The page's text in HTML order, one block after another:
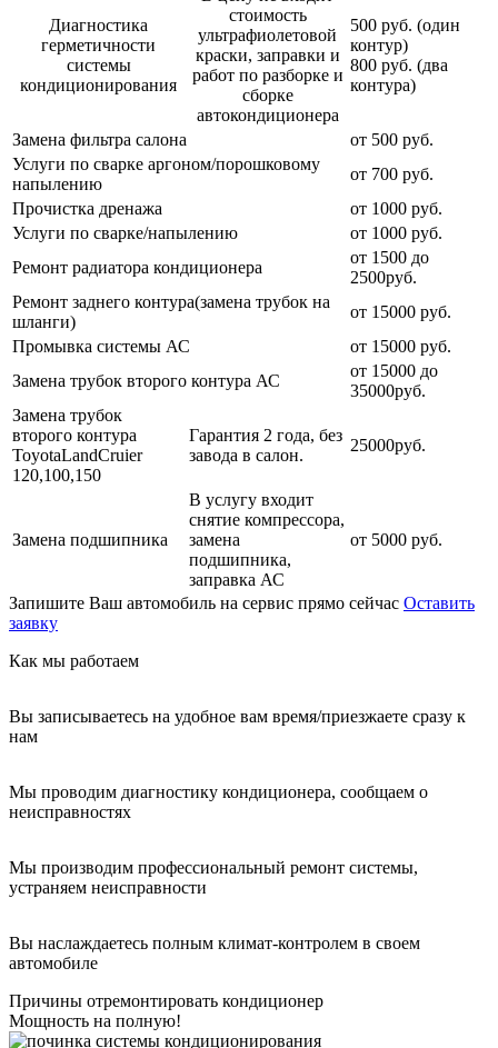
Диагностика
герметичности
системы
кондиционирования
стоимость
ультрафиолетовой
краски, заправки и
работ по разборке и
сборке
автокондиционера
500 руб. (один
контур)
800 руб. (два
контура)
Замена фильтра салона
от 500 руб.
Услуги по сварке аргоном/порошковому
напылению
от 700 руб.
Прочистка дренажа
от 1000 руб.
Услуги по сварке/напылению
от 1000 руб.
Ремонт радиатора кондиционера
от 1500 до
2500руб.
Ремонт заднего контура(замена трубок на
шланги)
от 15000 руб.
Промывка системы АС
от 15000 руб.
Замена трубок второго контура АС
от 15000 до
35000руб.
Замена трубок
второго контура
ToyotaLandCruier
120,100,150
Гарантия 2 года, без
завода в салон.
25000руб.
Замена подшипника
В услугу входит
снятие компрессора,
замена
подшипника,
заправка АС
от 5000 руб.
Запишите Ваш автомобиль на сервис прямо сейчас Оставить
заявку
Как мы работаем
Вы записываетесь на удобное вам время/приезжаете сразу к
нам
Мы проводим диагностику кондиционера, сообщаем о
неисправностях
Мы производим профессиональный ремонт системы,
устраняем неисправности
Вы наслаждаетесь полным климат-контролем в своем
автомобиле
Причины отремонтировать кондиционер
Мощность на полную!